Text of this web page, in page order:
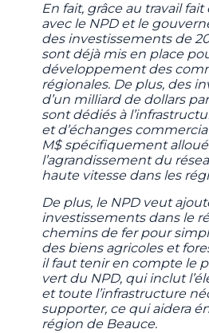
En fait, grâce au travail
avec le NPD et le
des investissements de
sont déjà mis en place
développement des
régionales. De plus, des
d’un milliard de dollars
sont dédiés à
et d’échanges
M$ spécifiquement
l’agrandissement du
haute vitesse dans les
De plus, le NPD veut
investissements dans le
chemins de fer pour
des biens agricoles et
il faut tenir en compte le
vert du NPD, qui inclut
et toute l’infrastructure
supporter, ce qui aidera
région de Beauce.